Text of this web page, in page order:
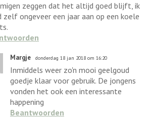
zeggen dat het altijd goed blijft, ik
zelf ongeveer een jaar aan op een koele
Margje donderdag 18 jan 2018 om 16:20
Inmiddels weer zo'n mooi geelgoud
goedje klaar voor gebruik. De jongens
vonden het ook een interessante
happening
Beantwoorden